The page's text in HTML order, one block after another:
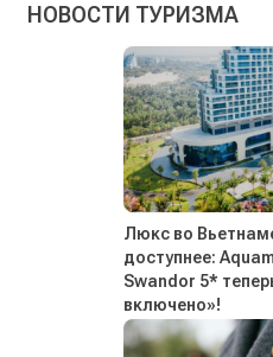
НОВОСТИ ТУРИЗМА
Люкс во
доступнее:
Swandor 5*
включено»!